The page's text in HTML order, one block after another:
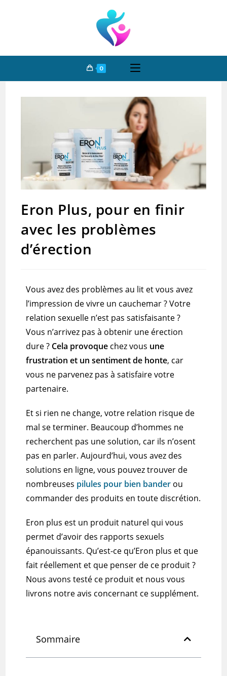
0
Eron Plus, pour en finir
avec les problèmes
d’érection
Vous avez des problèmes au lit et vous avez
l’impression de vivre un cauchemar ?Votre
relation sexuelle n’est pas satisfaisante ?
Vous n’arrivez pas à obtenir une érection
dure ? Cela provoque chez vous une
frustration et un sentiment de honte, car
vous ne parvenez pas à satisfaire votre
partenaire.
Et si rien ne change, votre relation risque de
mal se terminer. Beaucoup d’hommes ne
recherchent pas une solution, car ils n’osent
pas en parler.Aujourd’hui, vous avez des
solutions en ligne, vous pouvez trouver de
nombreuses pilules pour bien bander ou
commander des produits en toute discrétion.
Eron plus est un produit naturel qui vous
permet d’avoir des rapports sexuels
épanouissants. Qu’est-ce qu’Eron plus et que
fait réellement et que penser de ce produit ?
Nous avons testé ce produit et nous vous
livrons notre avis concernant ce supplément.
Sommaire